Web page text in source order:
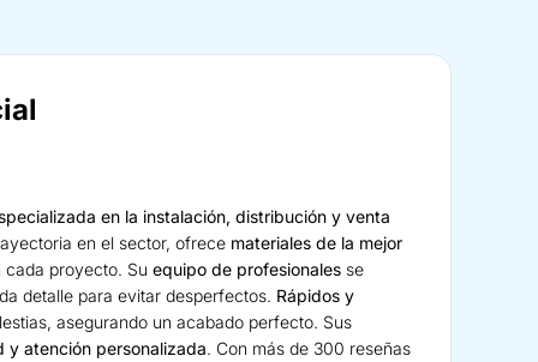
en la instalación, distribución y venta
en el sector, ofrece materiales de la mejor
cada proyecto. Suequipo de profesionales se
detalle para evitar desperfectos. Rápidos y
asegurando un acabado perfecto. Sus
y atención personalizada. Con más de 300 reseñas